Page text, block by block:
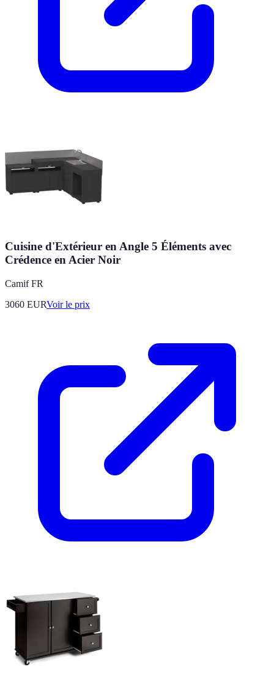
Cuisine d'Extérieur en Angle 5 Éléments avec
Crédence en Acier Noir
Camif FR
3060 EURVoir le prix